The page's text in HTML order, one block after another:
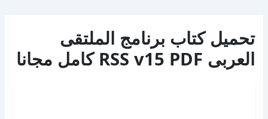
تحميل كتاب برنامج الملتقى
العربى RSS v15 PDF كامل مجانا